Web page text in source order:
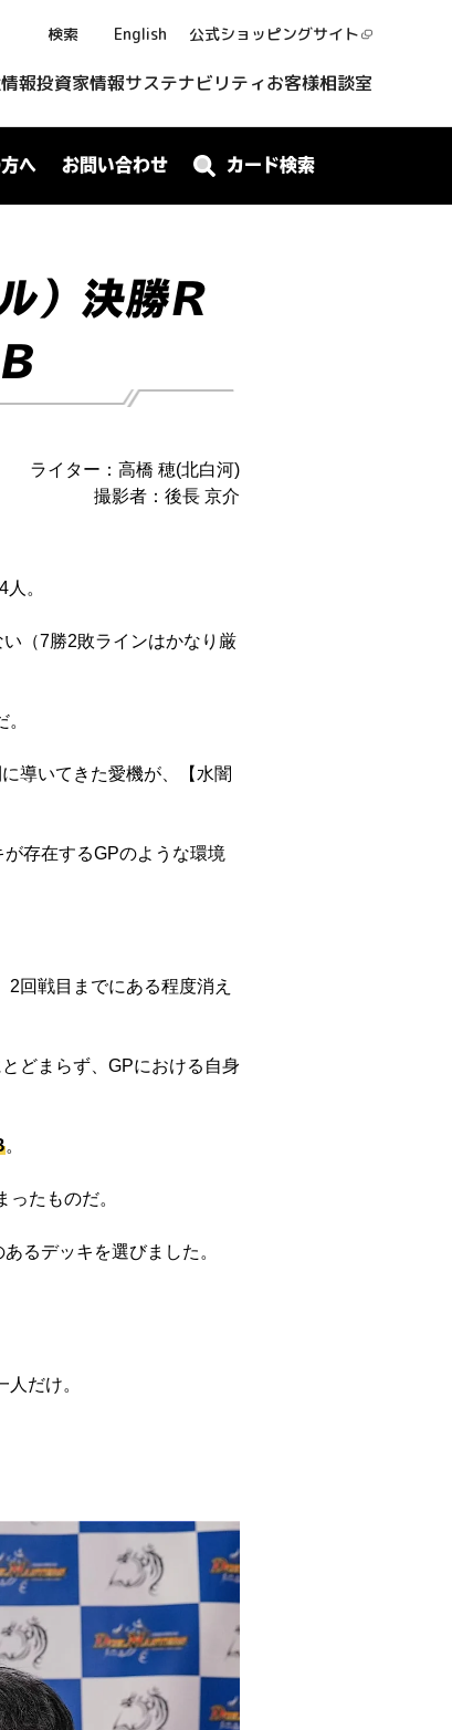
検索 English 公式ショッピングサイト
報投資家情報サステナビリティお客様相談室
へ お問い合わせ カード検索
決勝R
ライター：高橋 穂(北白河)
撮影者：後長 京介
。
（7勝2敗ラインはかなり厳
。
導いてきた愛機が、【水闇
存在するGPのような環境
回戦目までにある程度消え
どまらず、GPにおける自身
。
たものだ。
るデッキを選びました。
だけ。